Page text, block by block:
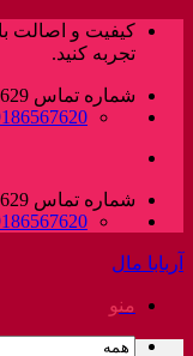
پرش
کیفیت و اصالت
تجربه کنید.
شماره تماس 09302776629
شماره تماس 09302776629
آربابا مال
منو